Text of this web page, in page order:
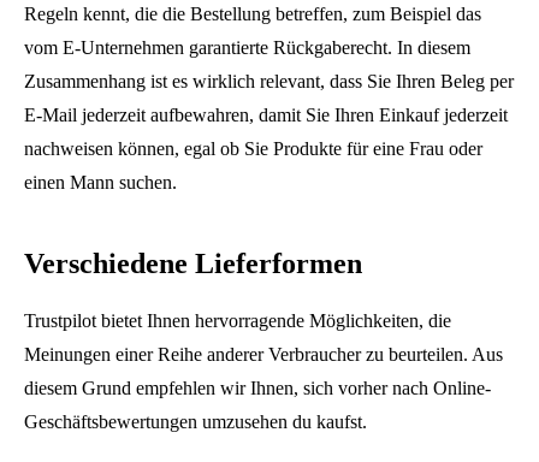
Regeln kennt, die die Bestellung betreffen, zum Beispiel das
vom E-Unternehmen garantierte Rückgaberecht. In diesem
Zusammenhang ist es wirklich relevant, dass Sie Ihren Beleg per
E-Mail jederzeit aufbewahren, damit Sie Ihren Einkauf jederzeit
nachweisen können, egal ob Sie Produkte für eine Frau oder
einen Mann suchen.
Verschiedene Lieferformen
Trustpilot bietet Ihnen hervorragende Möglichkeiten, die
Meinungen einer Reihe anderer Verbraucher zu beurteilen. Aus
diesem Grund empfehlen wir Ihnen, sich vorher nach Online-
Geschäftsbewertungen umzusehen du kaufst.